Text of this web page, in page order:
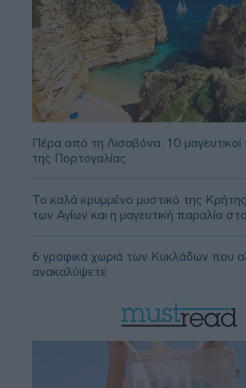
Πέρα από τη Λισαβόνα: 10 μαγευτικοί
της Πορτογαλίας
Το καλά κρυμμένο μυστικό της
των Αγίων και η μαγευτική παραλία
6 γραφικά χωριά των Κυκλάδων που
ανακαλύψετε